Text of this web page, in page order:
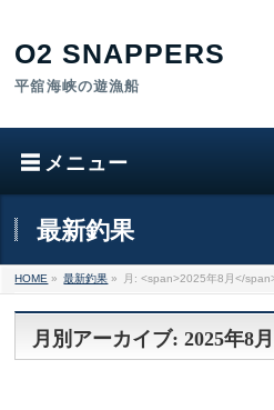
最新釣果
HOME » 最新釣果 » 月: <span>2025年8月</
月別アーカイブ: 2025年8月